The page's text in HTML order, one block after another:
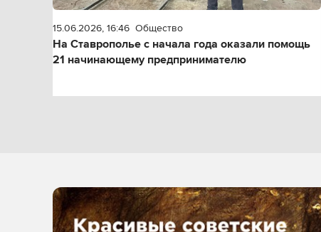
15.06.2026, 16:46 Общество
На Ставрополье с начала года оказали помощь
21 начинающему предпринимателю